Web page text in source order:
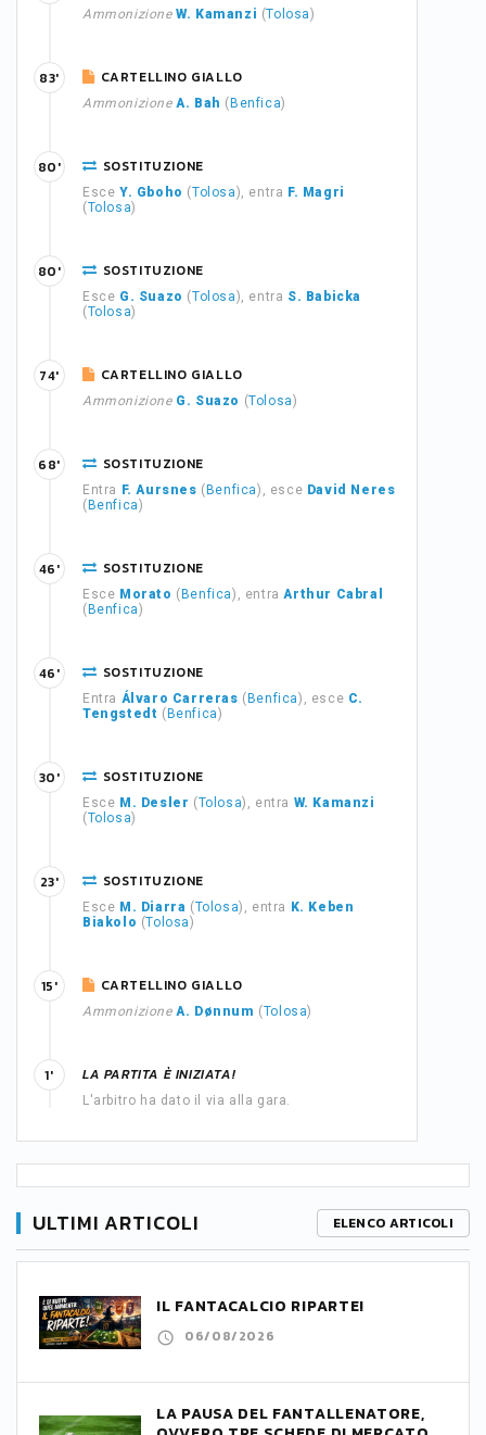
Ammonizione W. Kamanzi (Tolosa)
CARTELLINO GIALLO
Ammonizione A. Bah ( Benfica)
83'
SOSTITUZIONE
Esce Y. Gboho (Tolosa), entra F. Magri
(Tolosa)
80'
SOSTITUZIONE
Esce G. Suazo (Tolosa), entra S. Babicka
(Tolosa)
80'
CARTELLINO GIALLO
Ammonizione G. Suazo (Tolosa)
74'
SOSTITUZIONE
Entra F. Aursnes ( Benfica), esce David Neres
( Benfica)
68'
SOSTITUZIONE
Esce Morato ( Benfica), entraArthur Cabral
( Benfica)
46'
SOSTITUZIONE
Entra Álvaro Carreras ( Benfica), esce C.
Tengstedt ( Benfica)
46'
SOSTITUZIONE
Esce M. Desler (Tolosa), entra W. Kamanzi
(Tolosa)
30'
SOSTITUZIONE
Esce M. Diarra (Tolosa), entra
K. Keben
Biakolo (Tolosa)
23'
CARTELLINO GIALLO
Ammonizione A. Dønnum (Tolosa)
15'
LA PARTITA È INIZIATA!
L'arbitro ha dato il via alla gara.
1'
ULTIMI ARTICOLI ELENCO ARTICOLI
IL FANTACALCIO RIPARTE!
06/08/2026
LA PAUSA DEL FANTALLENATORE,